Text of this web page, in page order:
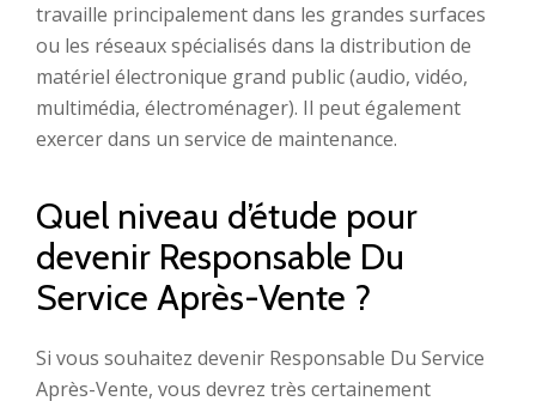
travaille principalement dans les grandes surfaces
ou les réseaux spécialisés dans la distribution de
matériel électronique grand public (audio, vidéo,
multimédia, électroménager). Il peut également
exercer dans un service de maintenance.
Quel niveau d’étude pour
devenir Responsable Du
Service Après-Vente ?
Si vous souhaitez devenir Responsable Du Service
Après-Vente, vous devrez très certainement